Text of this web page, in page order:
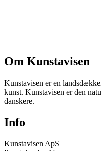
Om Kunstavisen
Kunstavisen er en
kunst. Kunstavisen er den
danskere.
Info
Kunstavisen ApS